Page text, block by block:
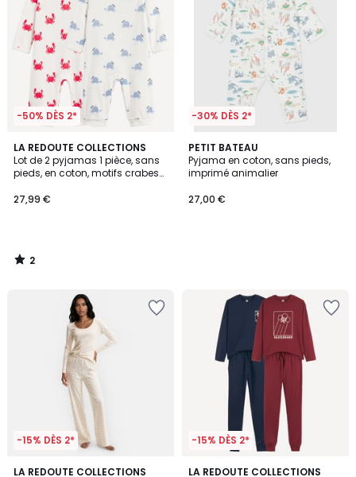
-50% DÈS 2*
LA REDOUTE COLLECTIONS
Lot de 2 pyjamas 1 pièce, sans
pieds, en coton, motifs crabes
27,99 €
2
/
5
2
/
-30% DÈS 2*
PETIT BATEAU
Pyjama en coton, sans pieds,
imprimé animalier
27,00 €
-15% DÈS 2*
LA REDOUTE COLLECTIONS
-15% DÈS 2*
LA REDOUTE COLLECTIONS